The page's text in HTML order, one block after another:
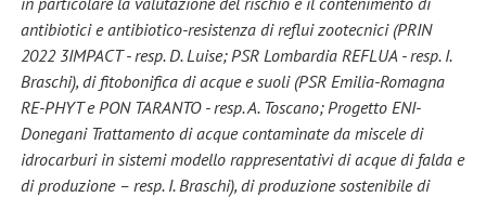
antibiotici e antibiotico-resistenza di reflui zootecnici (PRIN
2022 3IMPACT - resp. D. Luise; PSR Lombardia REFLUA - resp. I.
Braschi), di fitobonifica di acque e suoli (PSR Emilia-Romagna
RE-PHYT e PON TARANTO - resp. A. Toscano; Progetto ENI-
Donegani Trattamento di acque contaminate da miscele di
idrocarburi in sistemi modello rappresentativi di acque di falda e
di produzione – resp. I. Braschi), di produzione sostenibile di